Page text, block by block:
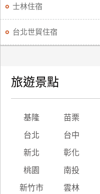
士林住宿
台北世貿住宿
旅遊景點
基隆 苗栗
台北 台中
新北 彰化
桃園 南投
新竹市 雲林